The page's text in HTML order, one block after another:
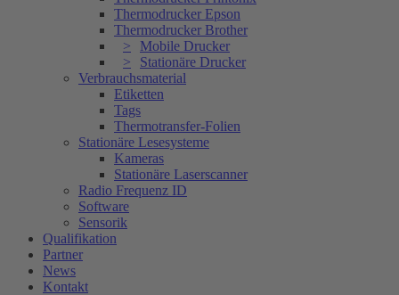
Thermodrucker Epson
Thermodrucker Brother
Mobile Drucker
Stationäre Drucker
Verbrauchsmaterial
Etiketten
Tags
Thermotransfer-Folien
Stationäre Lesesysteme
Kameras
Stationäre Laserscanner
Radio Frequenz ID
Software
Sensorik
Qualifikation
Partner
News
Kontakt